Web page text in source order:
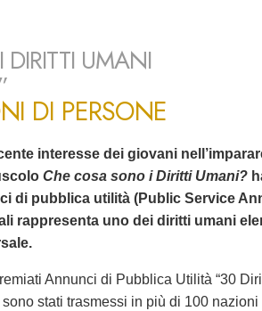
DIRITTI UMANI
DI PERSONE
interesse dei giovani
Che cosa sono i Diritti Umani?
di pubblica utilità (Public Service
rappresenta uno dei diritti umani
Annunci di Pubblica Utilità “30
sono stati trasmessi in più di 100